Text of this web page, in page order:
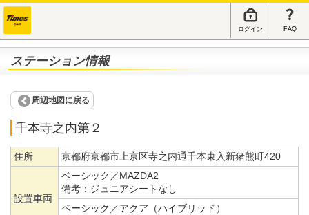
ログイン FAQ
ステーション情報
周辺地図に戻る
千本寺之内第２
住所 京都府京都市上京区寺之内通千本東入新猪熊町420
設置車両
ベーシック／MAZDA2
備考： ジュニアシートなし
ベーシック／アクア（ハイブリッド）